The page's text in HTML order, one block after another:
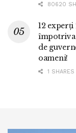
80620
12
împotriva
de
oameni!
1 SHARES